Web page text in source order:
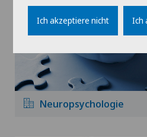
Neuropsychologie
Ich akzeptiere nicht Ich